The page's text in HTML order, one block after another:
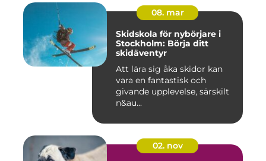
08. mar
Skidskola för nybörjare i
Stockholm: Börja ditt
skidäventyr
Att lära sig åka skidor kan
vara en fantastisk och
givande upplevelse, särskilt
n&au...
02. nov